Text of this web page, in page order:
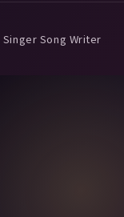
Singer Song Writer